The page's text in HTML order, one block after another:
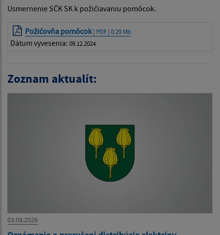
Usmernenie SČK SK k požičiavaniu pomôcok.
Požičovňa pomôcok | PDF | 0.29 Mb
Dátum vyvesenia: 09.12.2024
Zoznam aktualít:
03.08.2026